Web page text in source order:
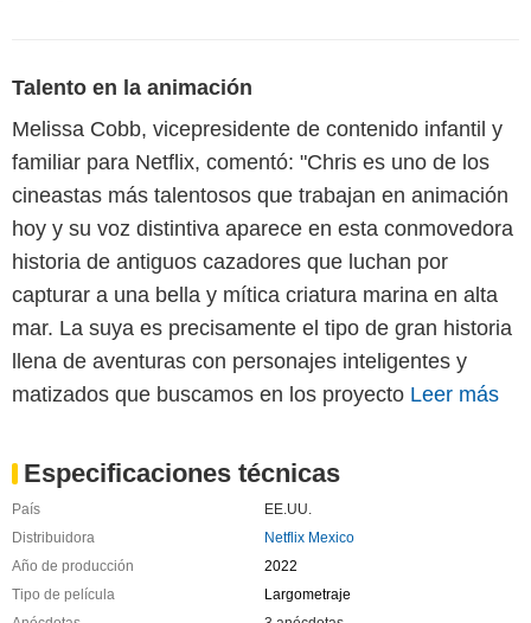
Talento en la animación
Melissa Cobb, vicepresidente de contenido infantil y
familiar para Netflix, comentó: "Chris es uno de los
cineastas más talentosos que trabajan en animación
hoy y su voz distintiva aparece en esta conmovedora
historia de antiguos cazadores que luchan por
capturar a una bella y mítica criatura marina en alta
mar. La suya es precisamente el tipo de gran historia
llena de aventuras con personajes inteligentes y
matizados que buscamos en los proyecto Leer más
Especificaciones técnicas
País
EE.UU.
Distribuidora
Netflix Mexico
Año de producción
2022
Tipo de película
Largometraje